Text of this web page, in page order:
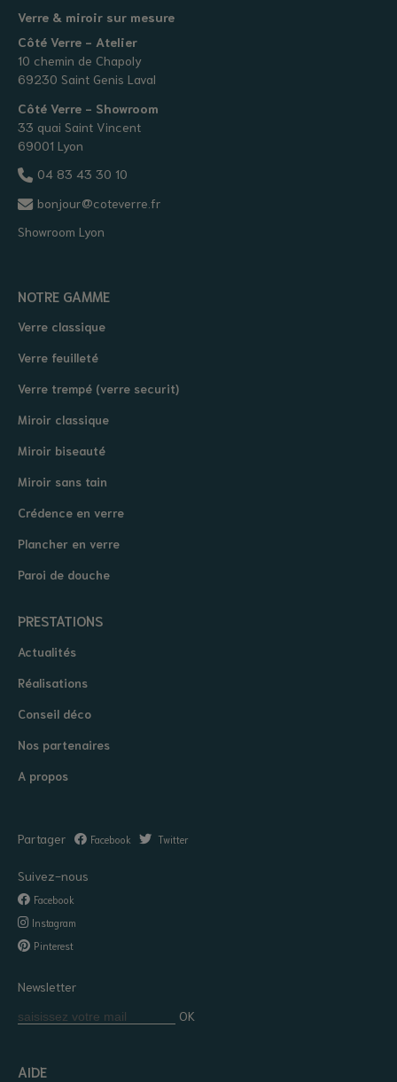
Verre & miroir sur mesure
Côté Verre - Atelier
10 chemin de Chapoly
69230 Saint Genis Laval
Côté Verre - Showroom
33 quai Saint Vincent
69001 Lyon
04 83 43 30 10
bonjour@coteverre.fr
Showroom Lyon
NOTRE GAMME
Verre classique
Verre feuilleté
Verre trempé (verre securit)
Miroir classique
Miroir biseauté
Miroir sans tain
Crédence en verre
Plancher en verre
Paroi de douche
PRESTATIONS
Actualités
Réalisations
Conseil déco
Nos partenaires
A propos
Partager Facebook Twitter
Suivez-nous
Facebook
Instagram
Pinterest
Newsletter
OK
AIDE